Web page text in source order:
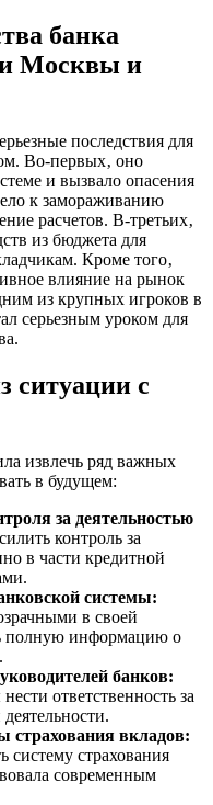
банка
Москвы и
последствия для
Во-первых‚ оно
и вызвало опасения
к замораживанию
расчетов. В-третьих‚
из бюджета для
Кроме того‚
влияние на рынок
из крупных игроков в
серьезным уроком для
ситуации с
извлечь ряд важных
в будущем:
за деятельностью
контроль за
в части кредитной
системы:
в своей
полную информацию о
банков:
ответственность за
страхования вкладов:
систему страхования
современным